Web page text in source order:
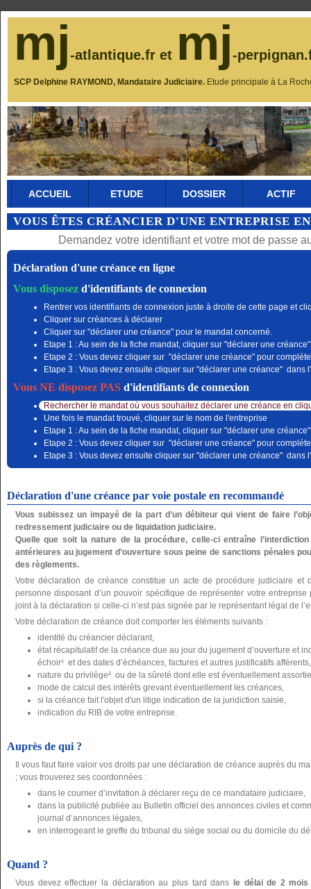
mj-atlantique.fr et mj-
SCP Delphine RAYMOND, Mandataire Judiciaire. Etude principale à La
ACCUEIL ETUDE DOSSIER ACTIF
VOUS ÊTES CRÉANCIER D'UNE ENTREPRISE
Demandez votre identifiant et votre mot de passe
Déclaration d'une créance en ligne
Vous disposezd'identifiants de connexion
Rentrer vos identifiants de connexion juste à droite de cette page et
Cliquer sur créances à déclarer
Cliquer sur "déclarer une créance" pour le mandat concerné.
Etape 1 : Au sein de la fiche mandat, cliquer sur "déclarer une créance"
Etape 2 : Vous devez cliquer sur "déclarer une créance" pour
Etape 3 : Vous devez ensuite cliquer sur "déclarer une créance" dans
Vous NE disposez PASd'identifiants de connexion
Rechercher le mandat où vous souhaitez déclarer une créance en
Une fois le mandat trouvé, cliquer sur le nom de l'entreprise
Etape 1 : Au sein de la fiche mandat, cliquer sur "déclarer une créance"
Etape 2 : Vous devez cliquer sur "déclarer une créance" pour
Etape 3 : Vous devez ensuite cliquer sur "déclarer une créance" dans
Déclaration d'une créance par voie postale en recommandé
Vous subissez un impayé de la part d’un débiteur qui vient de faire
redressement judiciaire ou de liquidation judiciaire.
Quelle que soit la nature de la procédure, celle-ci entraîne
antérieures au jugement d’ouverture sous peine de sanctions pénales
des règlements.
Votre déclaration de créance constitue un acte de procédure judiciaire et
personne disposant d’un pouvoir spécifique de représenter votre
joint à la déclaration si celle-ci n’est pas signée par le représentant légal de
Votre déclaration de créance doit comporter les éléments suivants :
identité du créancier déclarant,
état récapitulatif de la créance due au jour du jugement d’ouverture et
échoir¹ et des dates d’échéances, factures et autres justificatifs afférents,
nature du privilège² ou de la sûreté dont elle est éventuellement
mode de calcul des intérêts grevant éventuellement les créances,
si la créance fait l'objet d'un litige indication de la juridiction saisie,
indication du RIB de votre entreprise.
Auprès de qui ?
Il vous faut faire valoir vos droits par une déclaration de créance auprès du
; vous trouverez ses coordonnées :
dans le courrier d’invitation à déclarer reçu de ce mandataire judiciaire,
dans la publicité publiée au Bulletin officiel des annonces civiles et
journal d’annonces légales,
en interrogeant le greffe du tribunal du siège social ou du domicile du
Quand ?
Vous devez effectuer la déclaration au plus tard dans le délai de 2 mois